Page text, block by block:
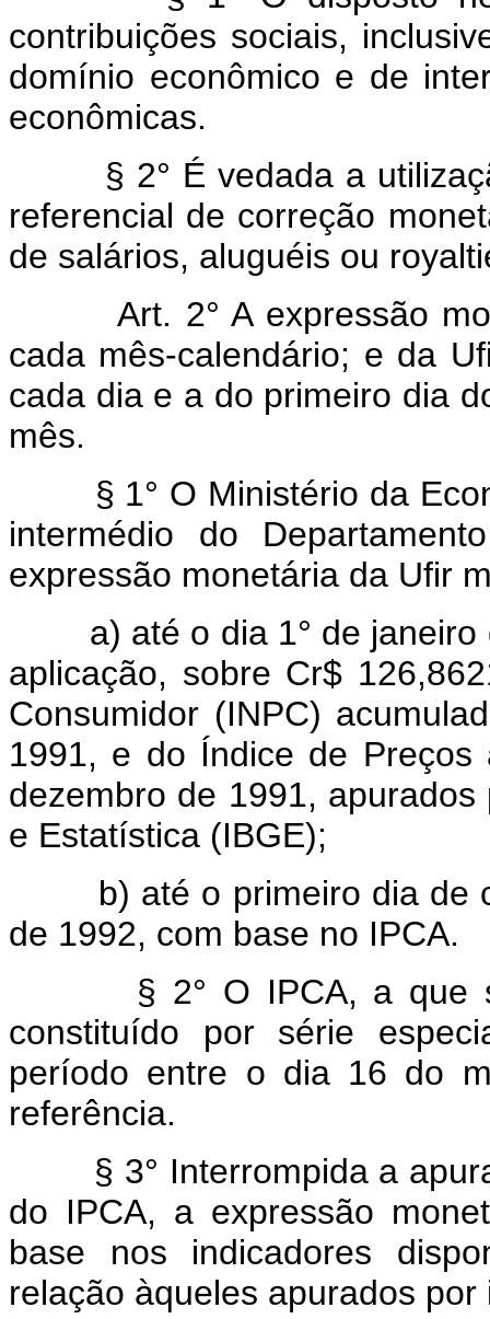
contribuições sociais,
domínio econômico e de
econômicas.
§ 2° É vedada a
referencial de correção
de salários, aluguéis ou
Art. 2° A expressão
cada mês-calendário; e da
cada dia e a do primeiro dia
mês.
§ 1° O Ministério da
intermédio do
expressão monetária da Ufir
a) até o dia 1° de janeiro
aplicação, sobre Cr$
Consumidor (INPC)
1991, e do Índice de Preços
dezembro de 1991,
e Estatística (IBGE);
b) até o primeiro dia de
de 1992, com base no IPCA.
§ 2° O IPCA, a que se
constituído por série
período entre o dia 16 do
referência.
§ 3° Interrompida a
do IPCA, a expressão
base nos indicadores
relação àqueles apurados